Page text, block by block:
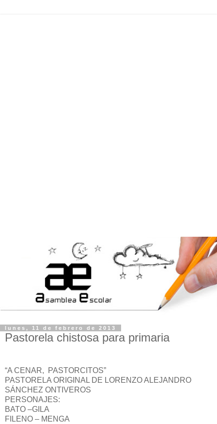
lunes, 11 de febrero de 2013
Pastorela chistosa para primaria
“A CENAR, PASTORCITOS”
PASTORELA ORIGINAL DE LORENZO ALEJANDRO
SÁNCHEZ ONTIVEROS
PERSONAJES:
BATO –GILA
FILENO – MENGA